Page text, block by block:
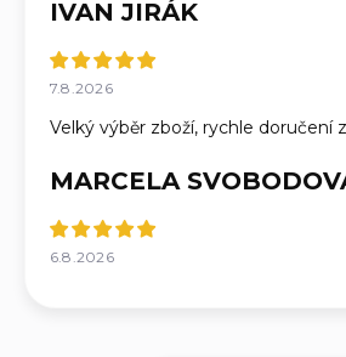
IVAN JIRÁK
7.8.2026
Velký výběr zboží, rychle doručení
MARCELA
6.8.2026